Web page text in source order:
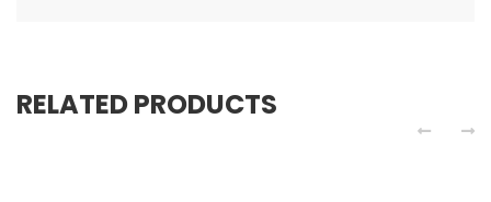
RELATED PRODUCTS